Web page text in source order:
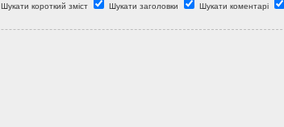
Шукати короткий зміст Шукати заголовки Шукати коментарі